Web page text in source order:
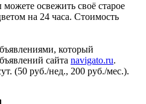
освежить своё старое
на 24 часа. Стоимость
который
сайта navigato.ru.
(50 руб./нед., 200 руб./мес.).